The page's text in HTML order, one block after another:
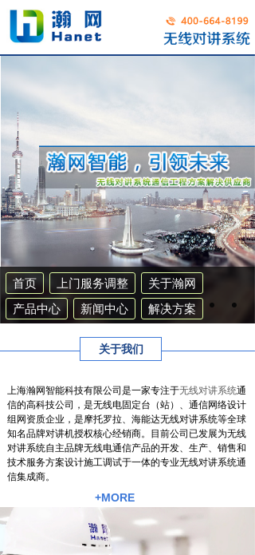
首页 上门服务调整
关于瀚网
产品中心
新闻中心
解决方案
联系我们 集群系统
关于我们
上海瀚网智能科技有限公司是一家专注于无线对讲系统通
信的高科技公司，是无线电固定台（站）、通信网络设计
组网资质企业，是摩托罗拉、海能达无线对讲系统等全球
知名品牌对讲机授权核心经销商。目前公司已发展为无线
对讲系统自主品牌无线电通信产品的开发、生产、销售和
技术服务方案设计施工调试于一体的专业无线对讲系统通
信集成商。
+MORE